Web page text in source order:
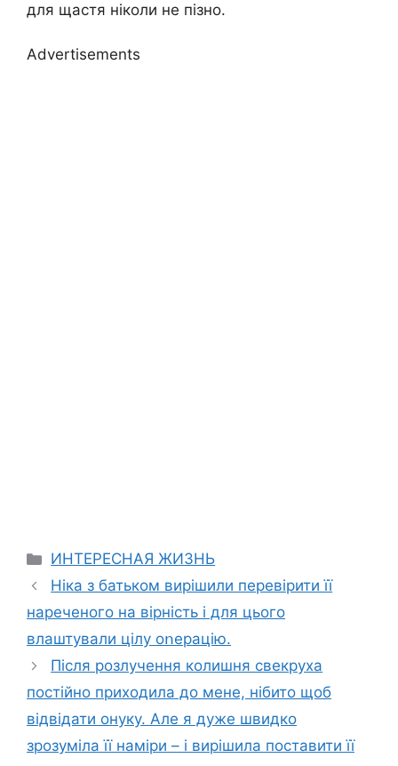
для щастя ніколи не пізно.
Advertisements
Categories
ИНТЕРЕСНАЯ ЖИЗНЬ
Ніка з батьком вирішили перевірити її
нареченого на вірність і для цього
влаштували цілу оոерацію.
Після розлучення колишня свекруха
постійно приходила до мене, нібито щоб
відвідати онуку. Але я дуже швидко
зрозуміла її наміри – і вирішила поставити її